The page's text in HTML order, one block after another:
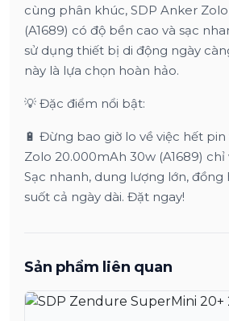
cùng phân khúc, SDP Anker
(A1689) có độ bền cao và sạc
sử dụng thiết bị di động ngày
này là lựa chọn hoàn hảo.
💡 Đặc điểm nổi bật:
🔋 Đừng bao giờ lo về việc hết
Zolo 20.000mAh 30w (A1689) chỉ
Sạc nhanh, dung lượng lớn,
suốt cả ngày dài. Đặt ngay!
Sản phẩm liên quan